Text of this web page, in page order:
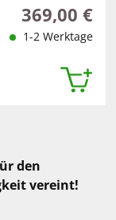
Regulärer
369,00 €
1-2 Werktage
den
vereint!